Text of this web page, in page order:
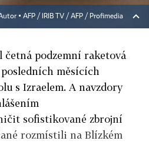
▪ AFP / IRIB TV / AFP / Profimedia
četná podzemní raketová
měsících
s Izraelem. A navzdory
sofistikované zbrojní
rozmístili na Blízkém